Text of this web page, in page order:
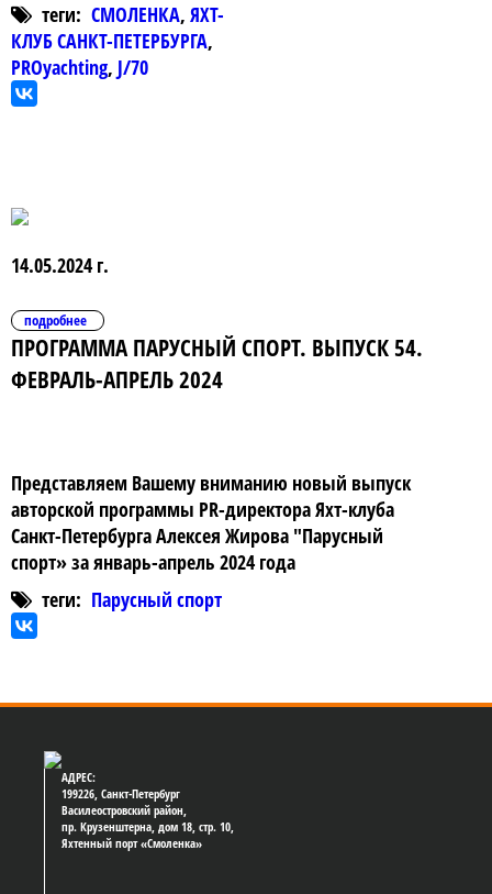
теги: СМОЛЕНКА, ЯХТ-
КЛУБ САНКТ-ПЕТЕРБУРГА,
PROyachting, J/70
14.05.2024 г.
подробнее
ПРОГРАММА ПАРУСНЫЙ СПОРТ. ВЫПУСК 54.
ФЕВРАЛЬ-АПРЕЛЬ 2024
Представляем Вашему вниманию новый выпуск
авторской программы PR-директора Яхт-клуба
Санкт-Петербурга Алексея Жирова "Парусный
спорт» за январь-апрель 2024 года
теги: Парусный спорт
АДРЕС:
199226, Санкт-Петербург
Василеостровский район,
пр. Крузенштерна, дом 18, стр. 10,
Яхтенный порт «Смоленка»